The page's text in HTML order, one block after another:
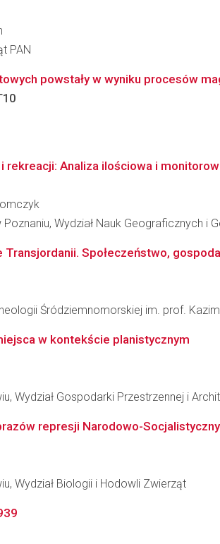
PAN
powstały w wyniku procesów
Analiza ilościowa i
Wydział Nauk Geograficznych i
Społeczeństwo,
Śródziemnomorskiej im. prof.
w kontekście planistycznym
Wydział Gospodarki Przestrzennej i
represji Narodowo-
Wydział Biologii i Hodowli Zwierząt